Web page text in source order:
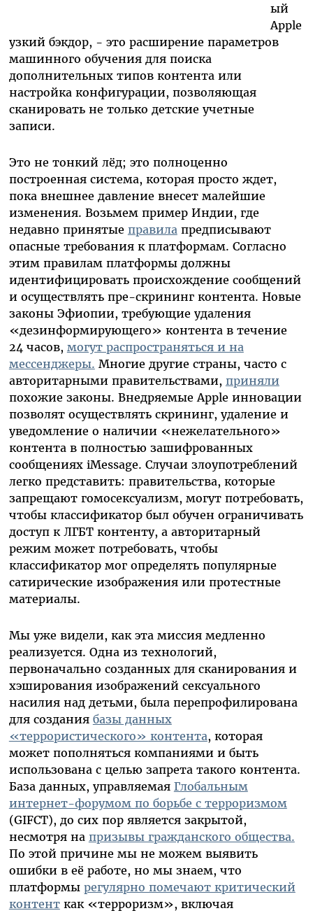
ый
Apple
узкий бэкдор, - это расширение параметров
машинного обучения для поиска
дополнительных типов контента или
настройка конфигурации, позволяющая
сканировать не только детские учетные
записи.
Это не тонкий лёд; это полноценно
построенная система, которая просто ждет,
пока внешнее давление внесет малейшие
изменения. Возьмем пример Индии, где
недавно принятые правила предписывают
опасные требования к платформам. Согласно
этим правилам платформы должны
идентифицировать происхождение сообщений
и осуществлять пре-скрининг контента. Новые
законы Эфиопии, требующие удаления
«дезинформирующего» контента в течение
24 часов, могут распространяться и на
мессенджеры. Многие другие страны, часто с
авторитарными правительствами, приняли
похожие законы. Внедряемые Apple инновации
позволят осуществлять скрининг, удаление и
уведомление о наличии «нежелательного»
контента в полностью зашифрованных
сообщениях iMessage. Случаи злоупотреблений
легко представить: правительства, которые
запрещают гомосексуализм, могут потребовать,
чтобы классификатор был обучен ограничивать
доступ к ЛГБТ контенту, а авторитарный
режим может потребовать, чтобы
классификатор мог определять популярные
сатирические изображения или протестные
материалы.
Мы уже видели, как эта миссия медленно
реализуется. Одна из технологий,
первоначально созданных для сканирования и
хэширования изображений сексуального
насилия над детьми, была перепрофилирована
для создания базы данных
«террористического» контента, которая
может пополняться компаниями и быть
использована с целью запрета такого контента.
База данных, управляемая Глобальным
интернет-форумом по борьбе с терроризмом
(GIFCT), до сих пор является закрытой,
несмотря на призывы гражданского общества.
По этой причине мы не можем выявить
ошибки в её работе, но мы знаем, что
платформы регулярно помечают критический
контенткак «терроризм», включая